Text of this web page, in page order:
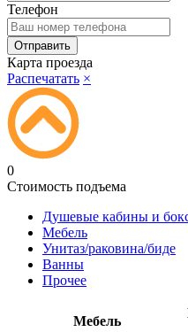
Телефон
Карта проезда
Распечатать ×
0
Стоимость подъема
Душевые кабины и
Мебель
Унитаз/раковина/биде
Ванны
Прочее
Мебель